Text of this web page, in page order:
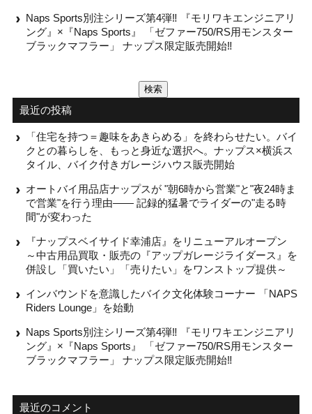
Naps Sports別注シリーズ第4弾‼ 『モリワキエンジニアリ
ング』×『Naps Sports』 「ゼファー750/RS用モンスター
ブラックマフラー」 ナップス限定販売開始‼
索:
最近の投稿
「住宅を持つ＝趣味をあきらめる」を終わらせたい。バイ
クとの暮らしを、もっと身近な選択へ。ナップス×横浜ス
タイル、バイク付きガレージハウス販売開始
オートバイ用品店ナップスが "朝6時から営業"と"夜24時ま
で営業"を行う理由—— 記録的猛暑でライダーの"走る時
間"が変わった
『ナップスベイサイド幸浦店』をリニューアルオープン
～中古用品買取・販売の『アップガレージライダース』を
併設し「買いたい」「売りたい」をワンストップ提供～
インバウンドを意識したバイク文化体験コーナー 「NAPS
Riders Lounge」を始動
Naps Sports別注シリーズ第4弾‼ 『モリワキエンジニアリ
ング』×『Naps Sports』 「ゼファー750/RS用モンスター
ブラックマフラー」 ナップス限定販売開始‼
最近のコメント